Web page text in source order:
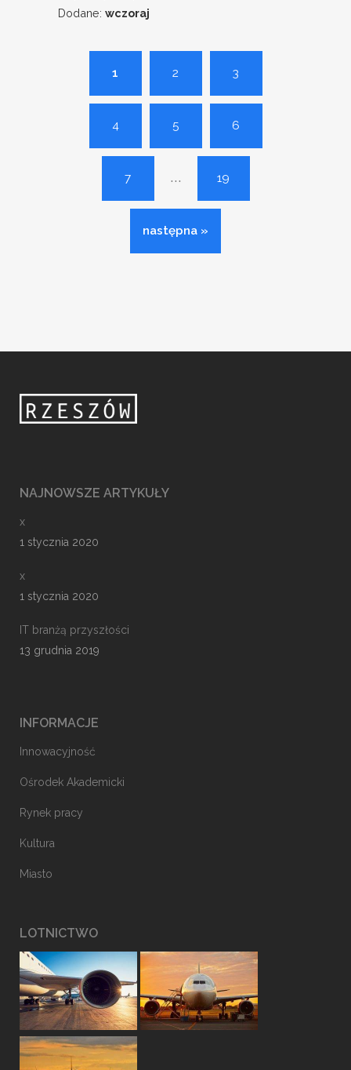
Dodane: wczoraj
1 2 3
4 5 6
7 ... 19
następna »
NAJNOWSZE ARTYKUŁY
x
1 stycznia 2020
x
1 stycznia 2020
IT branżą przyszłości
13 grudnia 2019
INFORMACJE
Innowacyjność
Ośrodek Akademicki
Rynek pracy
Kultura
Miasto
LOTNICTWO